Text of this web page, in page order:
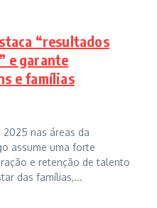
“resultados
e garante
e famílias
nas áreas da
assume uma forte
e retenção de talento
das famílias,...